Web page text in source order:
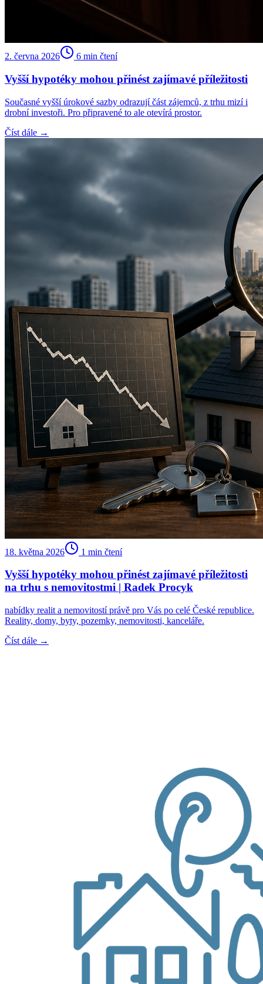
2. června 2026 6 min čtení
Vyšší hypotéky mohou přinést zajímavé příležitosti
Současné vyšší úrokové sazby odrazují část zájemců, z trhu mizí i
drobní investoři. Pro připravené to ale otevírá prostor.
Číst dále →
18. května 2026 1 min čtení
Vyšší hypotéky mohou přinést zajímavé příležitosti
na trhu s nemovitostmi | Radek Procyk
nabídky realit a nemovitostí právě pro Vás po celé České republice.
Reality, domy, byty, pozemky, nemovitosti, kanceláře.
Číst dále →